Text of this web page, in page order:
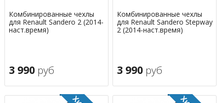
Комбинированные чехлы
для Renault Sandero 2 (2014-
наст.время)
3 990 руб
Комбинированные чехлы
для Renault Sandero Stepway
2 (2014-наст.время)
3 990 руб